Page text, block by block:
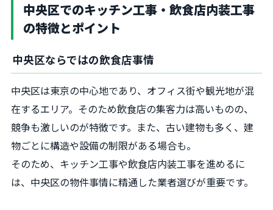
中央区でのキッチン工事・飲食店内装工事
の特徴とポイント
中央区ならではの飲食店事情
中央区は東京の中心地であり、オフィス街や観光地が混
在するエリア。そのため飲食店の集客力は高いものの、
競争も激しいのが特徴です。また、古い建物も多く、建
物ごとに構造や設備の制限がある場合も。
そのため、キッチン工事や飲食店内装工事を進めるに
は、中央区の物件事情に精通した業者選びが重要です。